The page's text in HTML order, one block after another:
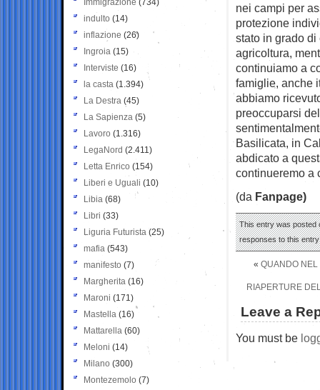
nei campi per
protezione
stato in grado
agricoltura,
continuiamo a
famiglie, anche
abbiamo
preoccuparsi
Basilicata, in
abdicato a
continueremo a
(da Fanpage)
This entry was posted
responses to this
« QUANDO NEL
RIAPERTURE
Leave a
You must be
Immigrazione (734)
indulto (14)
inflazione (26)
Ingroia (15)
Interviste (16)
la casta (1.394)
La Destra (45)
La Sapienza (5)
Lavoro (1.316)
LegaNord (2.411)
Letta Enrico (154)
Liberi e Uguali (10)
Libia (68)
Libri (33)
Liguria Futurista (25)
mafia (543)
manifesto (7)
Margherita (16)
Maroni (171)
Mastella (16)
Mattarella (60)
Meloni (14)
Milano (300)
Montezemolo (7)